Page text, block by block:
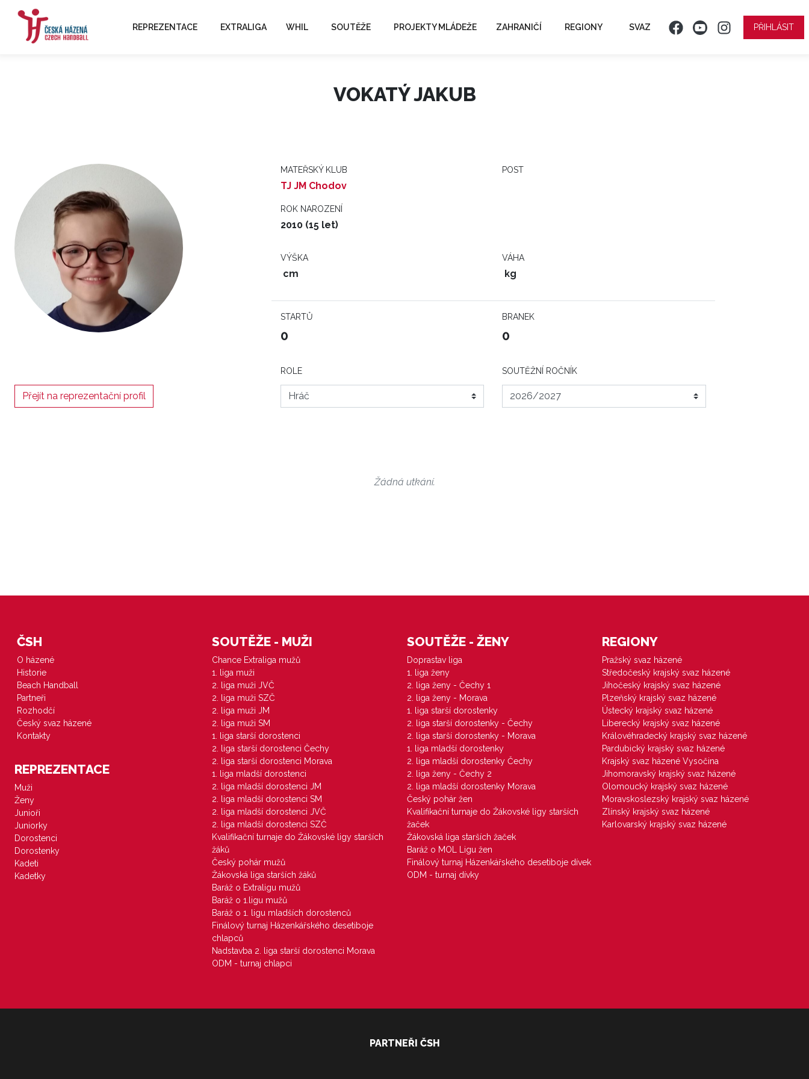
REPREZENTACE EXTRALIGA WHIL SOUTĚŽE PROJEKTY MLÁDEŽE ZAHRANIČÍ REGIONY SVAZ PŘIHLÁSIT
VOKATÝ JAKUB
MATEŘSKÝ KLUB
TJ JM Chodov
POST
ROK NAROZENÍ
2010 (15 let)
VÝŠKA
cm
VÁHA
kg
STARTŮ
0
BRANEK
0
Přejít na reprezentační profil
ROLE SOUTĚŽNÍ ROČNÍK
Žádná utkání.
ČSH
O házené
Historie
Beach Handball
Partneři
Rozhodčí
Český svaz házené
Kontakty
REPREZENTACE
Muži
Ženy
Junioři
Juniorky
Dorostenci
Dorostenky
Kadeti
Kadetky
SOUTĚŽE - MUŽI
Chance Extraliga mužů
1. liga muži
2. liga muži JVČ
2. liga muži SZČ
2. liga muži JM
2. liga muži SM
1. liga starší dorostenci
2. liga starší dorostenci Čechy
2. liga starší dorostenci Morava
1. liga mladší dorostenci
2. liga mladší dorostenci JM
2. liga mladší dorostenci SM
2. liga mladší dorostenci JVČ
2. liga mladší dorostenci SZČ
Kvalifikační turnaje do Žákovské ligy starších
žáků
Český pohár mužů
Žákovská liga starších žáků
Baráž o Extraligu mužů
Baráž o 1.ligu mužů
Baráž o 1. ligu mladších dorostenců
Finálový turnaj Házenkářského desetiboje
chlapců
Nadstavba 2. liga starší dorostenci Morava
ODM - turnaj chlapci
SOUTĚŽE - ŽENY
Doprastav liga
1. liga ženy
2. liga ženy - Čechy 1
2. liga ženy - Morava
1. liga starší dorostenky
2. liga starší dorostenky - Čechy
2. liga starší dorostenky - Morava
1. liga mladší dorostenky
2. liga mladší dorostenky Čechy
2. liga ženy - Čechy 2
2. liga mladší dorostenky Morava
Český pohár žen
Kvalifikační turnaje do Žákovské ligy starších
žaček
Žákovská liga starších žaček
Baráž o MOL Ligu žen
Finálový turnaj Házenkářského desetiboje dívek
ODM - turnaj dívky
REGIONY
Pražský svaz házené
Středočeský krajský svaz házené
Jihočeský krajský svaz házené
Plzeňský krajský svaz házené
Ústecký krajský svaz házené
Liberecký krajský svaz házené
Královéhradecký krajský svaz házené
Pardubický krajský svaz házené
Krajský svaz házené Vysočina
Jihomoravský krajský svaz házené
Olomoucký krajský svaz házené
Moravskoslezský krajský svaz házené
Zlínský krajský svaz házené
Karlovarský krajský svaz házené
PARTNEŘI ČSH